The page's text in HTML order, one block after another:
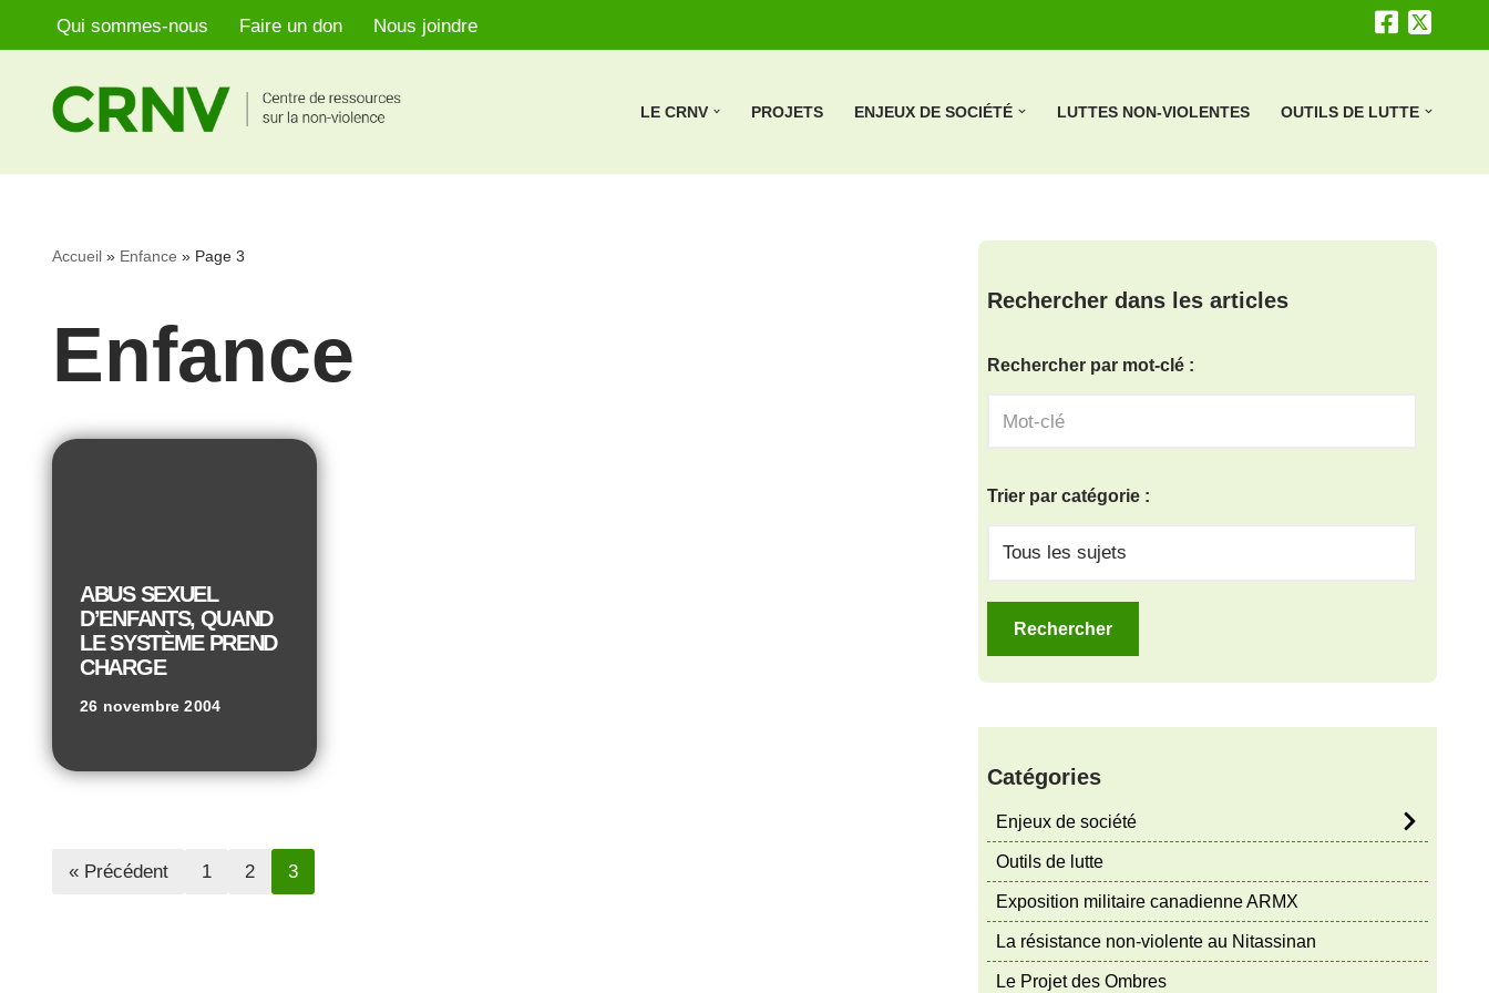
contenu
Qui sommes-nous Faire un don Nous joindre
LE CRNV PROJETS ENJEUX DE SOCIÉTÉ LUTTES NON-VIOLENTES OUTILS DE LUTTE
Accueil » Enfance » Page 3
Enfance
ABUS SEXUEL
D’ENFANTS, QUAND
LE SYSTÈME PREND
CHARGE
26 novembre 2004
« Précédent 1 2 3
Rechercher dans les articles
Rechercher par mot-clé :
Trier par catégorie :
Catégories
Enjeux de société
Outils de lutte
Exposition militaire canadienne ARMX
La résistance non-violente au Nitassinan
Le Projet des Ombres